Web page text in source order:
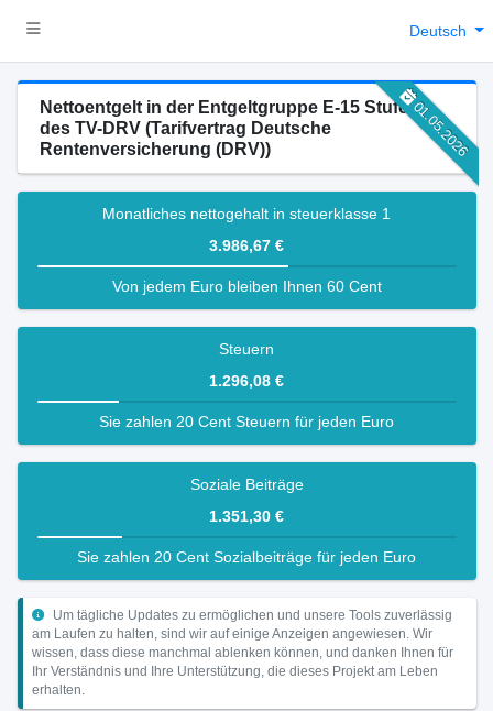
Deutsch
01.05.2026
Nettoentgelt in der Entgeltgruppe E-15 Stufe 3
des TV-DRV (Tarifvertrag Deutsche
Rentenversicherung (DRV))
Monatliches nettogehalt in steuerklasse 1
3.986,67 €
Von jedem Euro bleiben Ihnen 60 Cent
Steuern
1.296,08 €
Sie zahlen 20 Cent Steuern für jeden Euro
Soziale Beiträge
1.351,30 €
Sie zahlen 20 Cent Sozialbeiträge für jeden Euro
Um tägliche Updates zu ermöglichen und unsere Tools zuverlässig
am Laufen zu halten, sind wir auf einige Anzeigen angewiesen. Wir
wissen, dass diese manchmal ablenken können, und danken Ihnen für
Ihr Verständnis und Ihre Unterstützung, die dieses Projekt am Leben
erhalten.